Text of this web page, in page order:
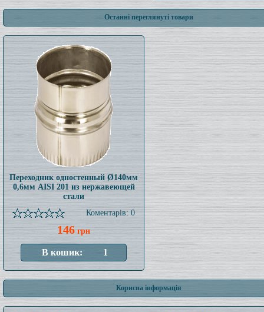
Останні переглянуті товари
Переходник одностенный Ø140мм
0,6мм AISI 201 из нержавеющей
стали
Коментарів: 0
146 грн
Корисна інформація